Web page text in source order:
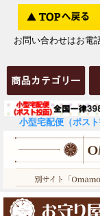
お問い合わせはお電
小型宅配便（ポス